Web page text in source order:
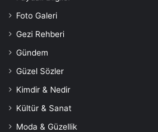
Foto Galeri
Gezi Rehberi
Gündem
Güzel Sözler
Kimdir & Nedir
Kültür & Sanat
Moda & Güzellik